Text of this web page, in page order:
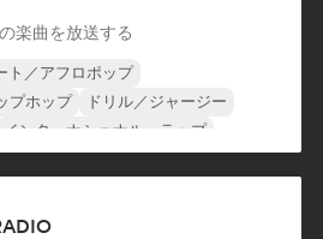
楽曲を放送する
ト／アフロポップ
プホップ
ドリル／ジャージー
インターナショナル・ラップ